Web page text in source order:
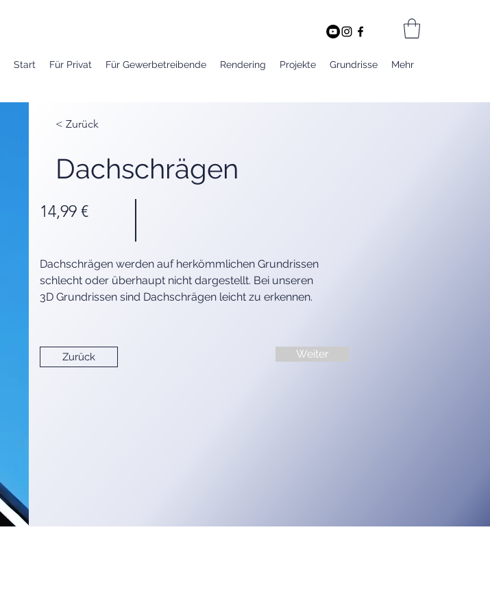
Start Für Privat Für Gewerbetreibende Rendering Projekte Grundrisse Mehr
< Zurück
Dachschrägen
14,99 €
Dachschrägen werden auf herkömmlichen Grundrissen
schlecht oder überhaupt nicht dargestellt. Bei unseren
3D Grundrissen sind Dachschrägen leicht zu erkennen.
Zurück Weiter